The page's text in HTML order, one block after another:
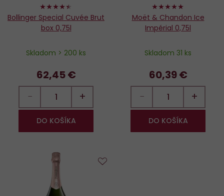
88%
Bollinger Special Cuvée Brut
box 0,75l
Skladom > 200 ks
62,45 €
− +
DO KOŠÍKA
100%
Moët & Chandon Ice
Impérial 0,75l
Skladom 31 ks
60,39 €
− +
DO KOŠÍKA